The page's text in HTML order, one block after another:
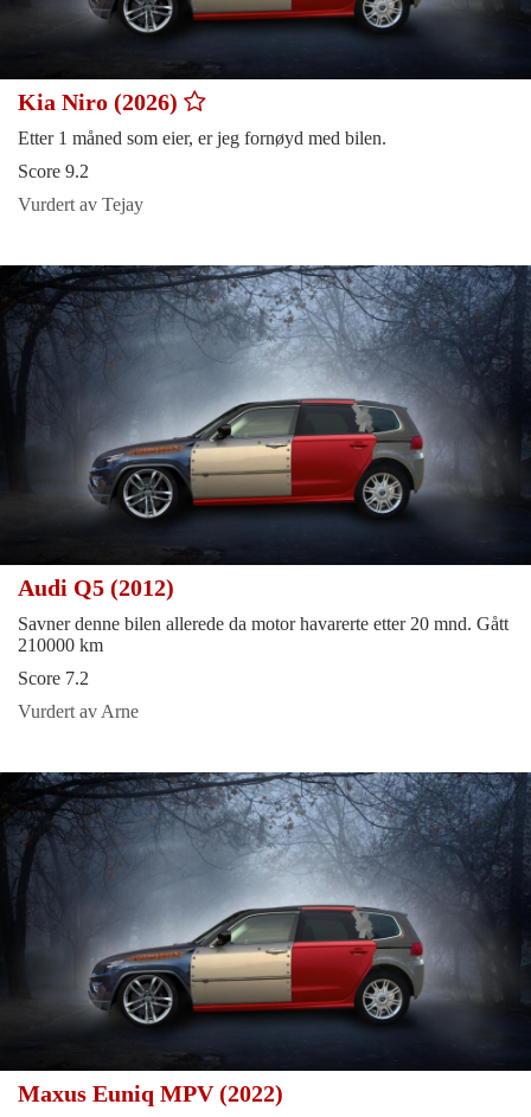
Kia Niro (2026)
Etter 1 måned som eier, er jeg fornøyd med bilen.
Score 9.2
Vurdert av Tejay
Audi Q5 (2012)
Savner denne bilen allerede da motor havarerte etter 20 mnd. Gått
210000 km
Score 7.2
Vurdert av Arne
Maxus Euniq MPV (2022)